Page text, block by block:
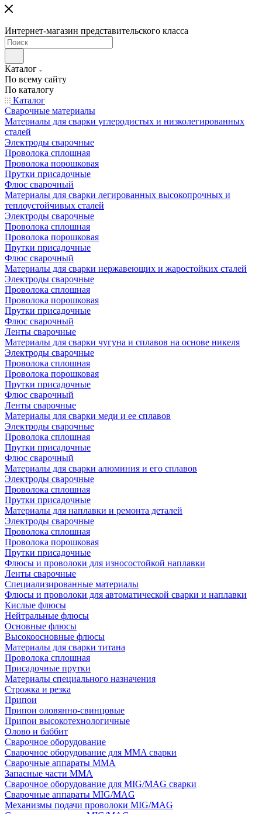
Интернет-магазин представительского класса
Каталог
По всему сайту
По каталогу
Каталог
Сварочные материалы
Материалы для сварки углеродистых и низколегированных
сталей
Электроды сварочные
Проволока сплошная
Проволока порошковая
Прутки присадочные
Флюс сварочный
Материалы для сварки легированных высокопрочных и
теплоустойчивых сталей
Электроды сварочные
Проволока сплошная
Проволока порошковая
Прутки присадочные
Флюс сварочный
Материалы для сварки нержавеющих и жаростойких сталей
Электроды сварочные
Проволока сплошная
Проволока порошковая
Прутки присадочные
Флюс сварочный
Ленты сварочные
Материалы для сварки чугуна и сплавов на основе никеля
Электроды сварочные
Проволока сплошная
Проволока порошковая
Прутки присадочные
Флюс сварочный
Ленты сварочные
Материалы для сварки меди и ее сплавов
Электроды сварочные
Проволока сплошная
Прутки присадочные
Флюс сварочный
Материалы для сварки алюминия и его сплавов
Электроды сварочные
Проволока сплошная
Прутки присадочные
Материалы для наплавки и ремонта деталей
Электроды сварочные
Проволока сплошная
Проволока порошковая
Прутки присадочные
Флюсы и проволоки для износостойкой наплавки
Ленты сварочные
Специализированные материалы
Флюсы и проволоки для автоматической сварки и наплавки
Кислые флюсы
Нейтральные флюсы
Основные флюсы
Высокоосновные флюсы
Материалы для сварки титана
Проволока сплошная
Присадочные прутки
Материалы специального назначения
Строжка и резка
Припои
Припои оловянно-свинцовые
Припои высокотехнологичные
Олово и баббит
Сварочное оборудование
Сварочное оборудование для MMA сварки
Сварочные аппараты MMA
Запасные части MMA
Сварочное оборудование для MIG/MAG сварки
Сварочные аппараты MIG/MAG
Механизмы подачи проволоки MIG/MAG